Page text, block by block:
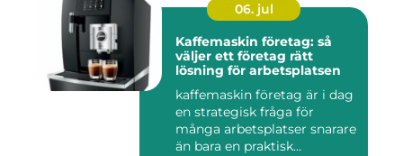
06. jul
Kaffemaskin företag: så
väljer ett företag rätt
lösning för arbetsplatsen
kaffemaskin företag är i dag
en strategisk fråga för
många arbetsplatser snarare
än bara en praktisk...